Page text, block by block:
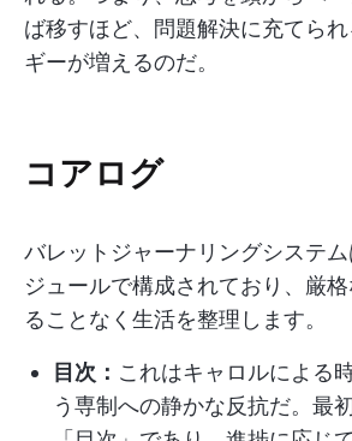
ば移すほど、問題解決に充てら
ギーが増えるのだ。
コアログ
バレットジャーナリングシステ
ジュールで構成されており、厳
ることなく生活を整理します。
目次： これはキャロルによる
う専制への静かな反抗だ。最